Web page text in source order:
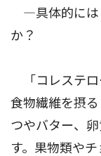
―具体的には
か？
「コレステロ
食物繊維を摂
つやバター、
す。果物類や